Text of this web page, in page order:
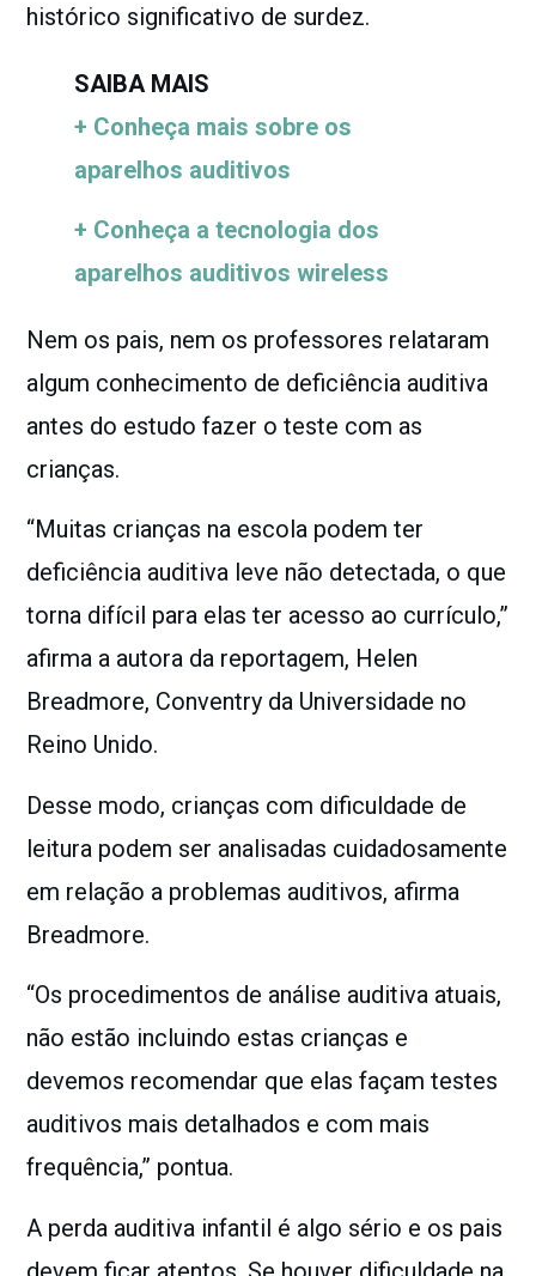
histórico significativo de surdez.
SAIBA MAIS
+ Conheça mais sobre os
aparelhos auditivos
+ Conheça a tecnologia dos
aparelhos auditivos wireless
Nem os pais, nem os professores relataram
algum conhecimento de deficiência auditiva
antes do estudo fazer o teste com as
crianças.
“Muitas crianças na escola podem ter
deficiência auditiva leve não detectada, o que
torna difícil para elas ter acesso ao currículo,”
afirma a autora da reportagem, Helen
Breadmore, Conventry da Universidade no
Reino Unido.
Desse modo, crianças com dificuldade de
leitura podem ser analisadas cuidadosamente
em relação a problemas auditivos, afirma
Breadmore.
“Os procedimentos de análise auditiva atuais,
não estão incluindo estas crianças e
devemos recomendar que elas façam testes
auditivos mais detalhados e com mais
frequência,” pontua.
A perda auditiva infantil é algo sério e os pais